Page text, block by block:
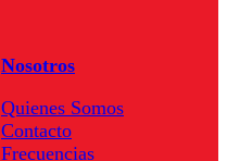
Nosotros
Quienes Somos
Contacto
Frecuencias